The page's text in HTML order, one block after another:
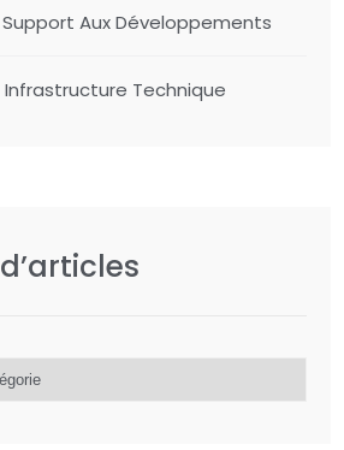
Support Aux Développements
Technique